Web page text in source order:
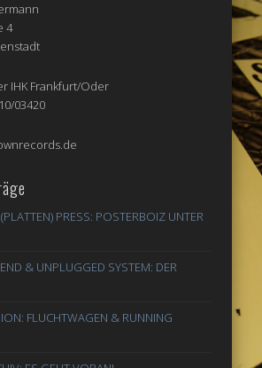
4
IHK Frankfurt/Oder
03420
PRESS: POSTERBOIZ UNTER
& UNPLUGGED SYSTEM: DER
FLUCHTWAGEN & RUNNING